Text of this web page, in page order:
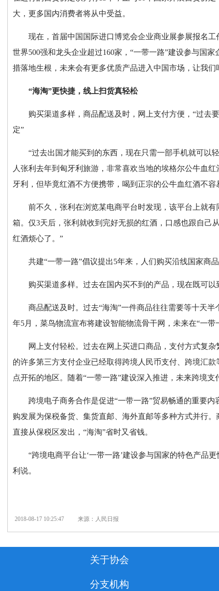
大，更多国内消费者将从中受益。
现在，首届中国国际进口博览会企业商业展参展报名
世界500强和龙头企业超过160家，“一带一路”建设参与国
措落地生根，未来会有更多优质产品进入中国市场，让我
“海淘”更快捷，线上扫货真轻松
购买渠道多样，商品配送及时，网上支付方便，“过去
定”
“过去出国才能买到的东西，现在只需一部手机就可以
人张利去年到匈牙利旅游，非常喜欢当地的埃格尔公牛血
牙利，但毕竟红酒不方便携带，喝到正宗的公牛血红酒不容
前不久，张利在浏览某电商平台时发现，该平台上就
箱。仅3天后，张利就收到完好无损的红酒，口感也跟自己
红酒烦心了。”
共建“一带一路”倡议提出5年来，人们购买沿线国家商
购买渠道多样。过去在国内买不到的产品，现在既可
商品配送及时。过去“海淘”一件商品往往需要等十天
年5月，菜鸟物流宣布将建设智能物流骨干网，未来在“一
网上支付轻松。过去在网上买进口商品，支付方式复
的许多第三方支付企业已经取得跨境人民币支付、跨境汇
点开拓的地区。随着“一带一路”建设深入推进，未来跨境
跨境电子商务合作是促进“一带一路”贸易畅通的重要
购发展为保税备货、集货直邮、海外直邮等多种方式并行
直接从保税区发出，“海淘”省时又省钱。
“跨境电商平台让‘一带一路’建设参与国家的特色产品
利说。
2018-08-17 10:25:47 来源：人民日报
关于协会
分支机构